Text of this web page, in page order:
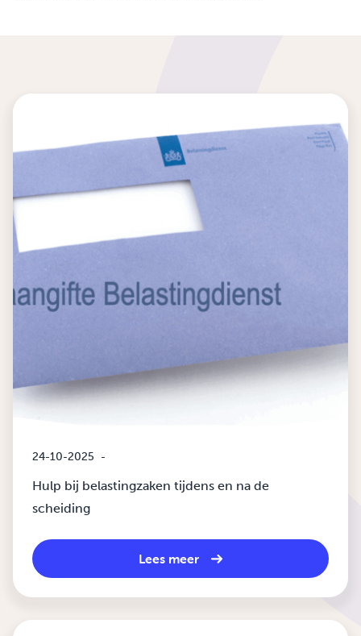
24-10-2025 -
Hulp bij belastingzaken tijdens en na de
scheiding
Lees meer